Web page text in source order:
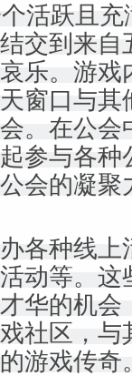
活跃且
交到来
乐。游戏
窗口与
。在公会
参与各种
会的凝聚
各种线
动等。这
华的机会
社区，与
游戏传奇